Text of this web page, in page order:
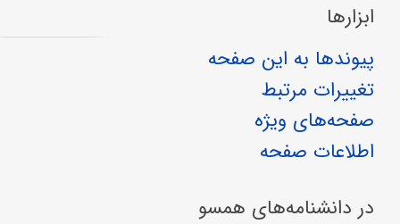
ابزارها
پیوندها به این صفحه
تغییرات مرتبط
صفحه‌های ویژه
اطلاعات صفحه
در دانشنامه‌های همسو